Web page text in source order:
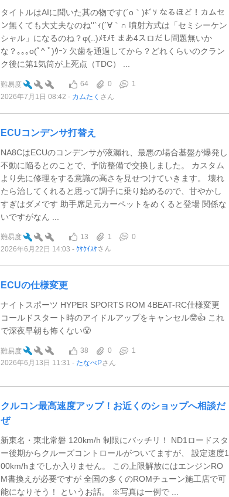
タイトルはAIに聞いた其の物です(´o｀)ﾎﾞｿ なるほど！カムセ
ン無くても大丈夫なのね''`ｨ(´∀｀∩ 噴射方式は「セミシーケン
シャル」になるのね？φ(..)ﾒﾓﾒﾓ まあ4スロだし問題無いか
な？｡｡｡o(ﾟ^ ﾟ)ｳｰﾝ 欠歯を通過してから？どれくらいのクラン
ク後に第1気筒が上死点（TDC） ...
難易度 64 0
1
2026年7月1日 08:42
カムたく さん
ECUコンデンサ打替え
NA8CはECUのコンデンサが液漏れ、最悪の場合基盤が爆発し
不動に陥るとのことで、予防整備で交換しました。 カスタム
より先に修理をする意識の高さを見せつけていきます。 壊れ
たら治してくれると思って調子に乗り始めるので、甘やかし
すぎはダメです 助手席足元カーペットをめくると登場 関係な
いですがなん ...
難易度 13 1
0
2026年6月22日 14:03
ｹｹｹｲｽｹさん
ECUの仕様変更
ナイトスポーツ HYPER SPORTS ROM 4BEAT-RC仕様変更
コールドスタート時のアイドルアップをキャンセル🤓👍 これ
で深夜早朝も怖くない😤
難易度 38 0
1
2026年6月13日 11:31
たなぺPさん
クルコン最高速度アップ！お近くのショップへ相談だ
ぜ
新東名・東北常磐 120km/h 制限にバッチリ！ ND1ロードスタ
ー後期からクルーズコントロールがついてますが、 設定速度1
00km/hまでしか入りません。 この上限解放にはエンジンRO
M書換えが必要ですが 全国の多くのROMチューン施工店で可
能になりそう！ というお話。 ※写真は一例で ...